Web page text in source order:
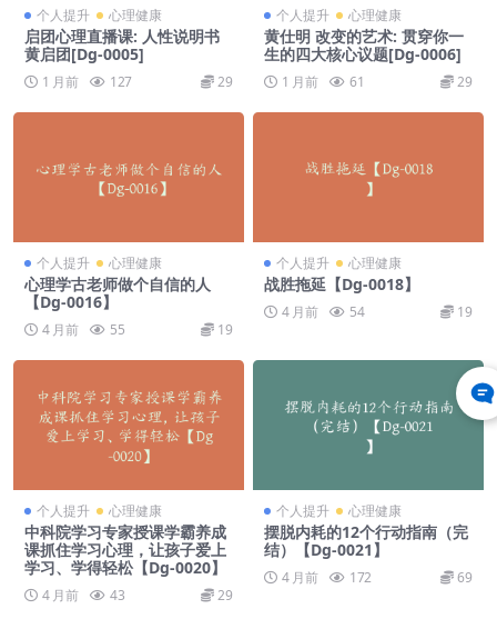
个人提升 心理健康
启团心理直播课: 人性说明书
黄启团[Dg-0005]
1 月前 127 29
个人提升 心理健康
黄仕明 改变的艺术: 贯穿你一
生的四大核心议题[Dg-0006]
1 月前 61 29
个人提升 心理健康
心理学古老师做个自信的人
【Dg-0016】
4 月前 55 19
个人提升 心理健康
战胜拖延【Dg-0018】
4 月前 54 19
个人提升 心理健康
中科院学习专家授课学霸养成
课抓住学习心理，让孩子爱上
学习、学得轻松【Dg-0020】
4 月前 43 29
个人提升 心理健康
摆脱内耗的12个行动指南（完
结）【Dg-0021】
4 月前 172 69